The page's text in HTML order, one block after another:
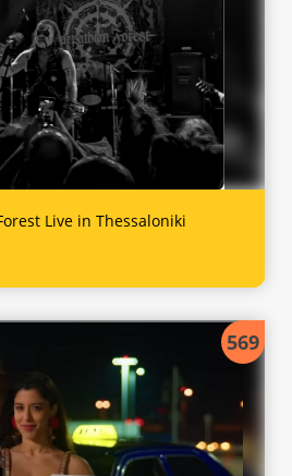
Live in Thessaloniki
569